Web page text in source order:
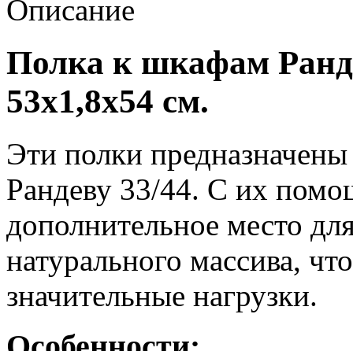
Описание
Полка к шкафам
53х1,8х54 см.
Эти полки
Рандеву 33/44. С их
дополнительное место
натурального массива,
значительные нагрузки.